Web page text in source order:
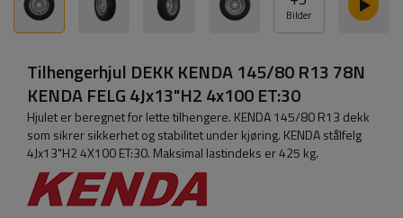
Bilder
Tilhengerhjul DEKK KENDA 145/80 R13 78N
KENDA FELG 4Jx13"H2 4x100 ET:30
Hjulet er beregnet for lette tilhengere. KENDA 145/80 R13 dekk
som sikrer sikkerhet og stabilitet under kjøring. KENDA stålfelg
4Jx13"H2 4X100 ET:30. Maksimal lastindeks er 425 kg.